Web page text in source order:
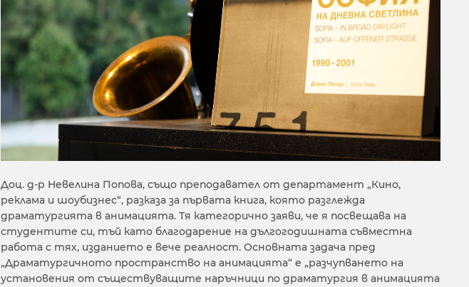
Доц. д-р Невелина Попова, също преподавател от департамент „Кино,
реклама и шоубизнес“, разказа за първата книга, която разглежда
драматургията в анимацията. Тя категорично заяви, че я посвещава на
студентите си, тъй като благодарение на дългогодишната съвместна
работа с тях, изданието е вече реалност. Основната задача пред
„Драматургичното пространство на анимацията“ е „разчупването на
установения от съществуващите наръчници по драматургия в анимацията